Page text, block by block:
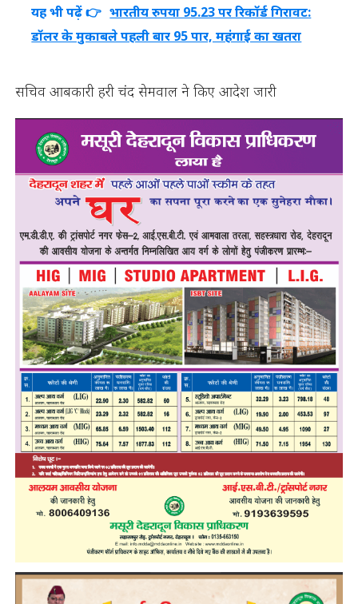
यह भी पढ़ें 👉 भारतीय रुपया 95.23 पर रिकॉर्ड गिरावट:
डॉलर के मुकाबले पहली बार 95 पार, महंगाई का खतरा
सचिव आबकारी हरी चंद सेमवाल ने किए आदेश जारी